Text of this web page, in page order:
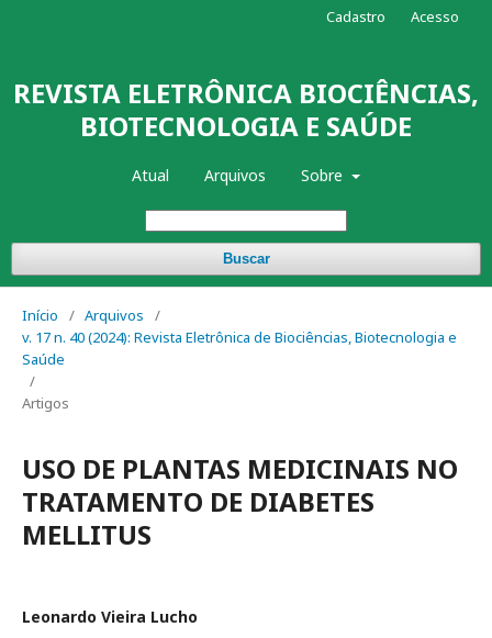
REVISTA ELETRÔNICA BIOCIÊNCIAS,
BIOTECNOLOGIA E SAÚDE
Atual Arquivos Sobre
Buscar
Cadastro Acesso
Início / Arquivos
/
v. 17 n. 40 (2024): Revista Eletrônica de Biociências, Biotecnologia e
Saúde
/
Artigos
USO DE PLANTAS MEDICINAIS NO
TRATAMENTO DE DIABETES
MELLITUS
Leonardo Vieira Lucho